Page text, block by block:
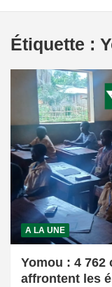
Étiquette :
A LA UNE
Yomou : 4 762
affrontent les